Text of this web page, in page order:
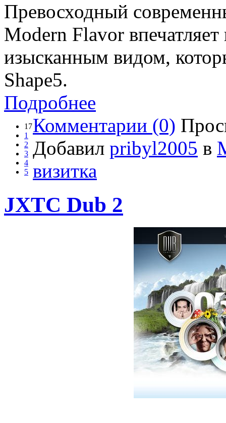
Превосходный
Modern Flavor впечатляет
изысканным видом,
Shape5.
Подробнее
17
1
2
3
4
5
Комментарии (0)
Добавил pribyl2005 в
визитка
JXTC Dub 2